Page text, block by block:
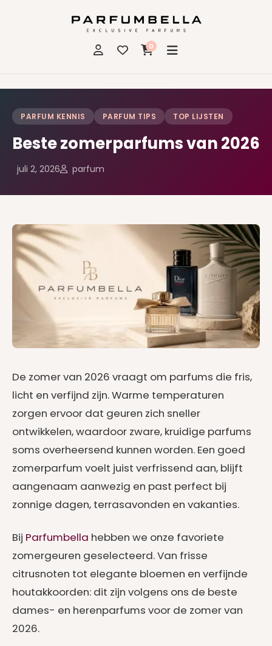
0
PARFUM KENNIS PARFUM TIPS TOP LIJSTEN
Beste zomerparfums van 2026
juli 2, 2026 parfum
De zomer van 2026 vraagt om parfums die fris,
licht en verfijnd zijn. Warme temperaturen
zorgen ervoor dat geuren zich sneller
ontwikkelen, waardoor zware, kruidige parfums
soms overheersend kunnen worden. Een goed
zomerparfum voelt juist verfrissend aan, blijft
aangenaam aanwezig en past perfect bij
zonnige dagen, terrasavonden en vakanties.
Bij Parfumbella hebben we onze favoriete
zomergeuren geselecteerd. Van frisse
citrusnoten tot elegante bloemen en verfijnde
houtakkoorden: dit zijn volgens ons de beste
dames- en herenparfums voor de zomer van
2026.